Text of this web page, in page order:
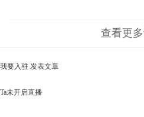
查看更
我要入驻 发表文章
Ta未开启直播